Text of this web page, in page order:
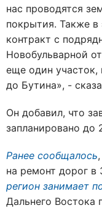
нас проводятся
покрытия. Также в
контракт с
Новобульварной
еще один участок,
до Бутина», -
Он добавил, что
запланировано до
Ранее сообщалось
на ремонт дорог в
регион занимает
Дальнего Востока